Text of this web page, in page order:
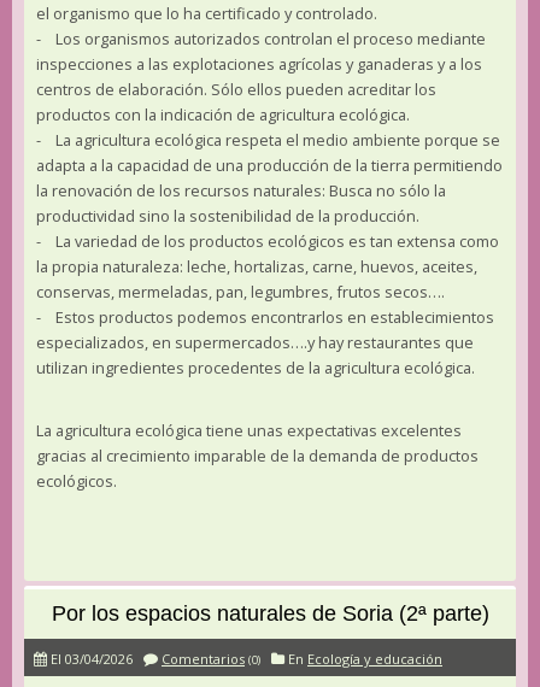
el organismo que lo ha certificado y controlado.
- Los organismos autorizados controlan el proceso mediante
inspecciones a las explotaciones agrícolas y ganaderas y a los
centros de elaboración. Sólo ellos pueden acreditar los
productos con la indicación de agricultura ecológica.
- La agricultura ecológica respeta el medio ambiente porque se
adapta a la capacidad de una producción de la tierra permitiendo
la renovación de los recursos naturales: Busca no sólo la
productividad sino la sostenibilidad de la producción.
- La variedad de los productos ecológicos es tan extensa como
la propia naturaleza: leche, hortalizas, carne, huevos, aceites,
conservas, mermeladas, pan, legumbres, frutos secos….
- Estos productos podemos encontrarlos en establecimientos
especializados, en supermercados….y hay restaurantes que
utilizan ingredientes procedentes de la agricultura ecológica.
La agricultura ecológica tiene unas expectativas excelentes
gracias al crecimiento imparable de la demanda de productos
ecológicos.
Por los espacios naturales de Soria (2ª parte)
El 03/04/2026 Comentarios (0) En Ecología y educación